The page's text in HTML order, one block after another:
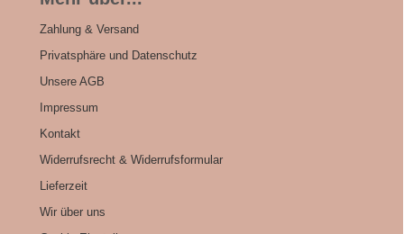
Zahlung & Versand
Privatsphäre und Datenschutz
Unsere AGB
Impressum
Kontakt
Widerrufsrecht & Widerrufsformular
Lieferzeit
Wir über uns